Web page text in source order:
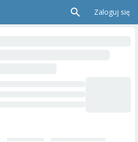
Zaloguj się